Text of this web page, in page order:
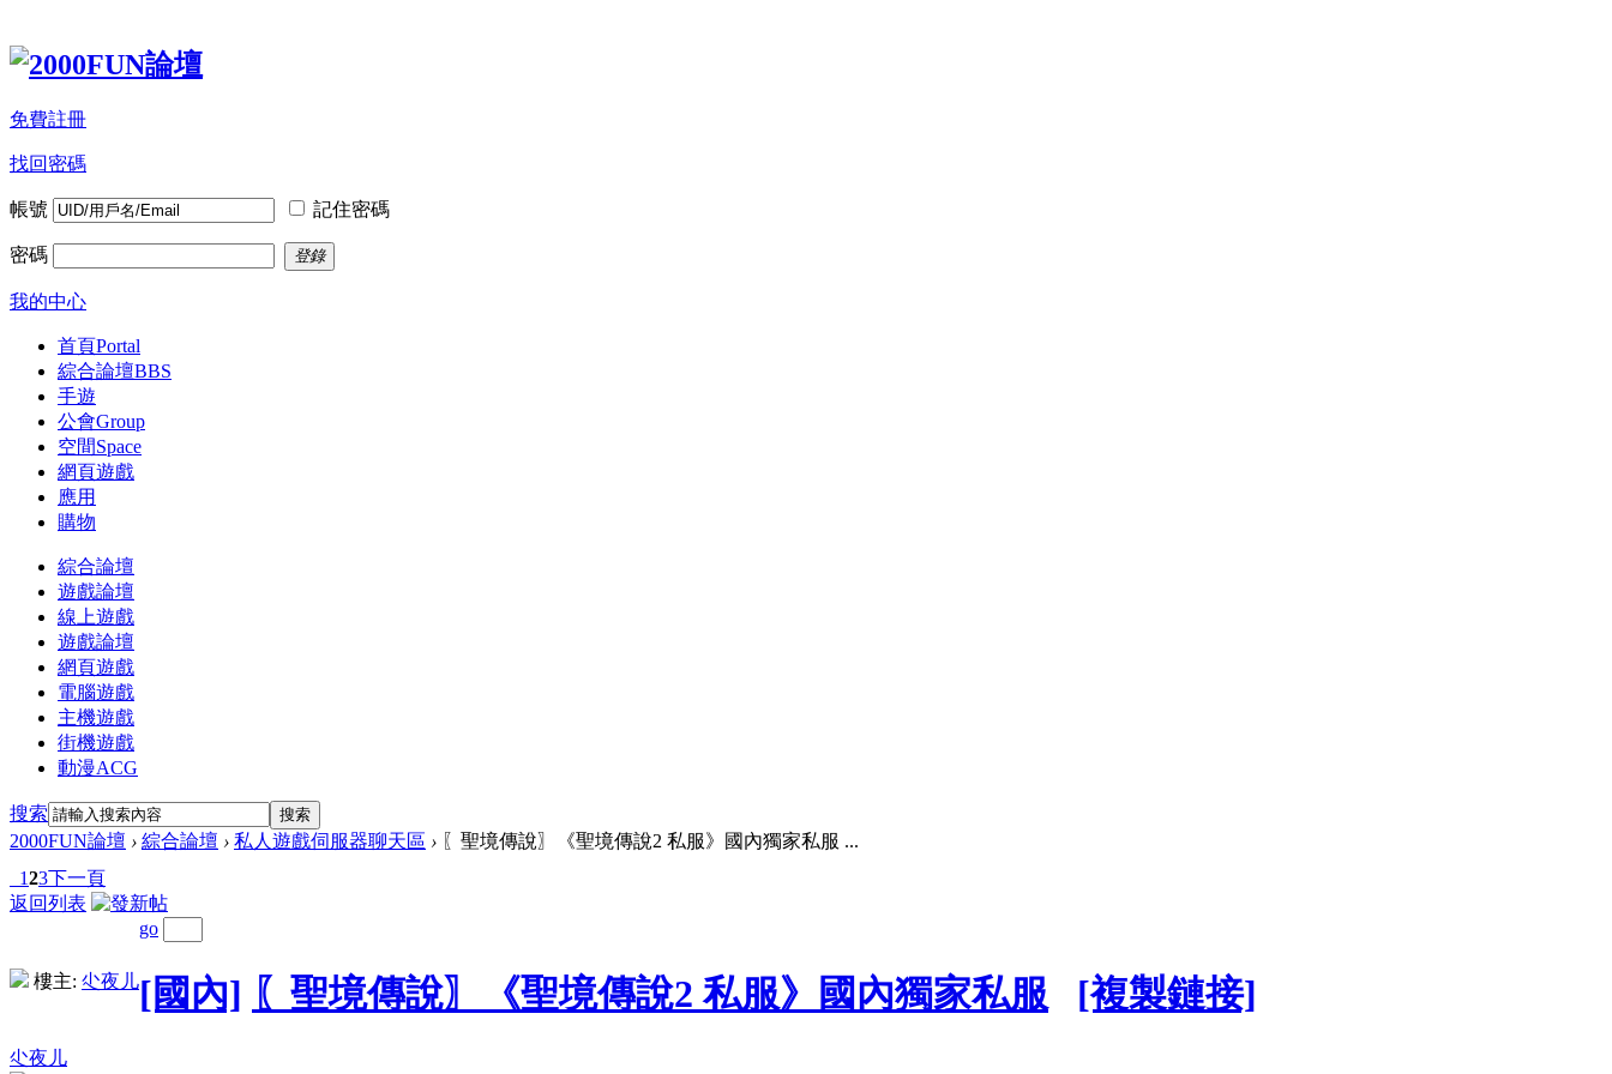
免費註冊
找回密碼
帳號 記住密碼
密碼 登錄
我的中心
首頁Portal
綜合論壇BBS
手遊
公會Group
空間Space
網頁遊戲
應用
購物
綜合論壇
遊戲論壇
線上遊戲
遊戲論壇
網頁遊戲
電腦遊戲
主機遊戲
街機遊戲
動漫ACG
搜索 搜索
2000FUN論壇 › 綜合論壇 › 私人遊戲伺服器聊天區 › 〖聖境傳說〗《聖境傳說2 私服》國內獨家私服 ...
123下一頁
返回列表
樓主: 尐夜儿
go
[國內] 〖聖境傳說〗《聖境傳說2 私服》國內獨家私服 [複製鏈接]
尐夜儿